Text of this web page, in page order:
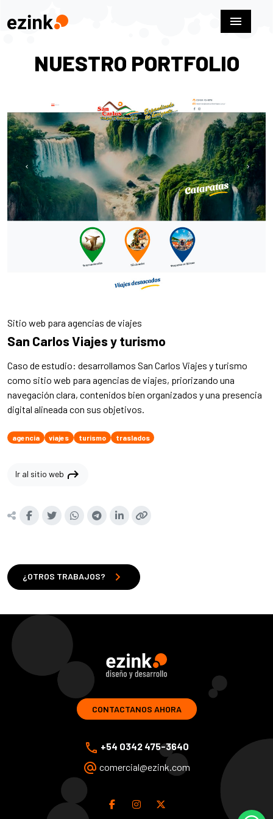
menu
NUESTRO PORTFOLIO
Sitio web para agencias de viajes
San Carlos Viajes y turismo
Caso de estudio: desarrollamos San Carlos Viajes y turismo
como sitio web para agencias de viajes, priorizando una
navegación clara, contenidos bien organizados y una presencia
digital alineada con sus objetivos.
agencia viajes turismo traslados
Ir al sitio web shortcut
¿OTROS TRABAJOS? chevron_right
ezink | diseno y desarrollo de soluciones web
CONTACTANOS AHORA
phone +54 0342 475-3640
alternate_email comercial@ezink.com